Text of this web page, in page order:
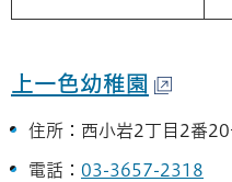
上一色幼稚園
住所：西小岩2丁目2番20
電話： 03-3657-2318